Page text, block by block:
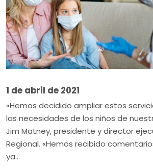
1 de abril de 2021
«Hemos decidido ampliar estos
las necesidades de los niños de
Jim Matney, presidente y director
Regional. «Hemos recibido
ya…